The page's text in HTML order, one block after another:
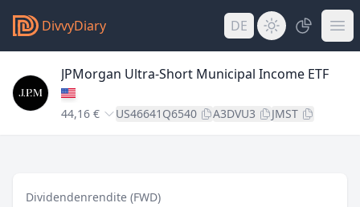
DivvyDiary DE
JPMorgan Ultra-Short Municipal Income ETF
44,16 € US46641Q6540 A3DVU3 JMST
Dividendenrendite (FWD)